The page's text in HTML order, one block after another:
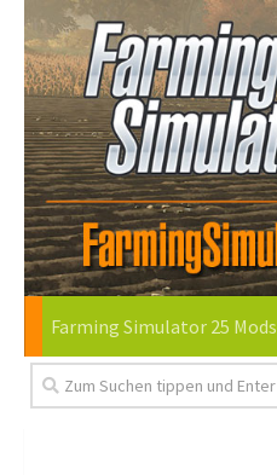
Farming Simulator 25 Mods